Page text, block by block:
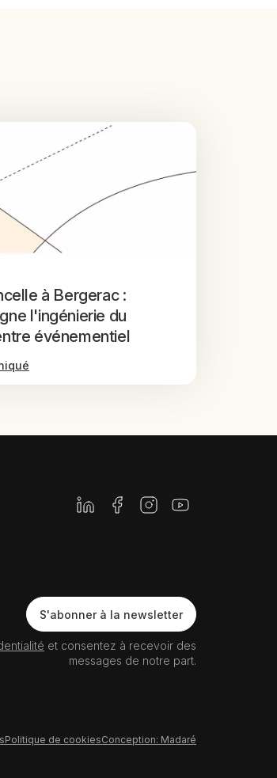
à Bergerac :
l'ingénierie du
événementiel
S'abonner à la newsletter
et consentez à recevoir des
messages de notre part.
Politique de cookiesConception: Madaré